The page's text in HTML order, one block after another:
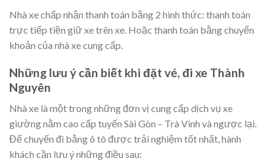
Nhà xe chấp nhận thanh toán bằng 2 hình thức: thanh toán
trực tiếp tiền giữ xe trên xe. Hoặc thanh toán bằng chuyển
khoản của nhà xe cung cấp.
Những lưu ý cần biết khi đặt vé, đi xe Thành
Nguyên
Nhà xe là một trong những đơn vị cung cấp dịch vụ xe
giường nằm cao cấp tuyến Sài Gòn – Trà Vinh và ngược lại.
Để chuyến đi bằng ô tô được trải nghiệm tốt nhất, hành
khách cần lưu ý những điều sau: